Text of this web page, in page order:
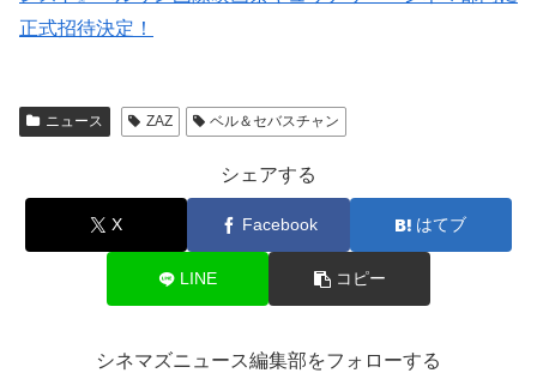
正式招待決定！
ニュース ZAZ ベル＆セバスチャン
シェアする
X Facebook はてブ
LINE コピー
シネマズニュース編集部をフォローする